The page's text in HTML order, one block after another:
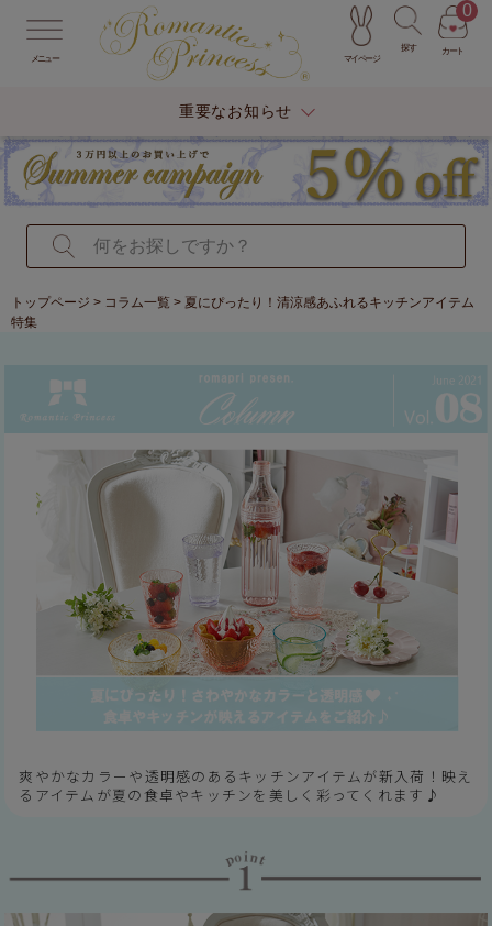
メニュー マイページ
探す カート
0
重要なお知らせ
トップページ > コラム一覧 > 夏にぴったり！清涼感あふれるキッチンアイテム
特集
爽やかなカラーや透明感のあるキッチンアイテムが新入荷！映え
るアイテムが夏の食卓やキッチンを美しく彩ってくれます♪